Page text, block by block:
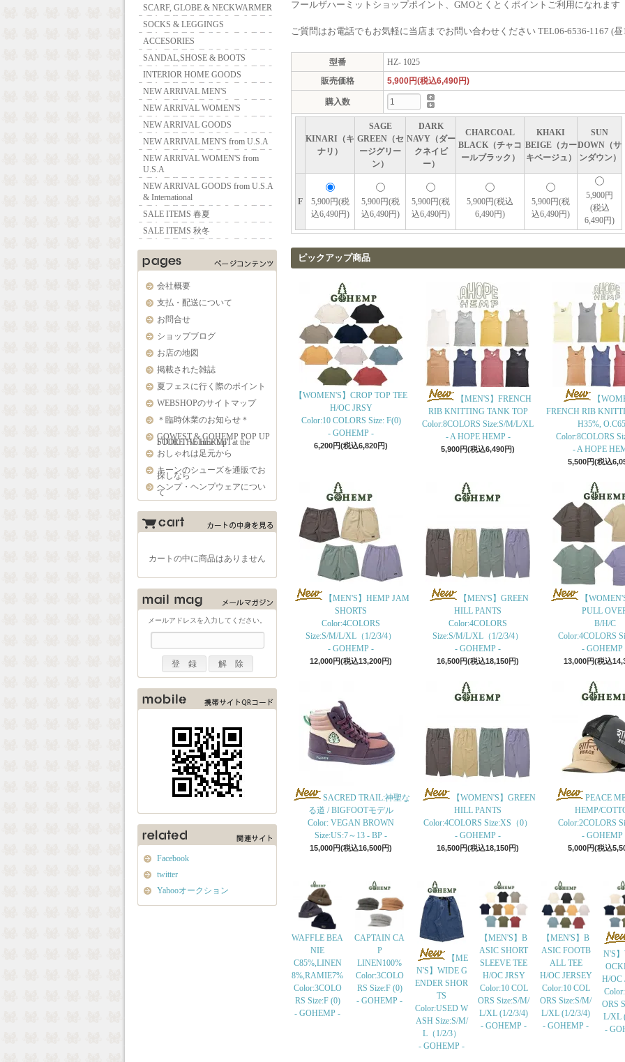
SCARF, GLOBE & NECKWARMER
SOCKS & LEGGINGS
ACCESORIES
SANDAL,SHOSE & BOOTS
INTERIOR HOME GOODS
NEW ARRIVAL MEN'S
NEW ARRIVAL WOMEN'S
NEW ARRIVAL GOODS
NEW ARRIVAL MEN'S from U.S.A
NEW ARRIVAL WOMEN'S from
U.S.A
NEW ARRIVAL GOODS from U.S.A
& International
SALE ITEMS 春夏
SALE ITEMS 秋冬
会社概要
支払・配送について
お問合せ
ショップブログ
お店の地図
掲載された雑誌
夏フェスに行く際のポイント
WEBSHOPのサイトマップ
＊臨時休業のお知らせ＊
GOWEST & GOHEMP POP UP
STORE "Volume Up" at the FOOL THE HERMIT
おしゃれは足元から
キーンのシューズを通販でお
探しなら
ヘンプ・ヘンプウェアについ
て
カートの中に商品はありません
メールアドレスを入力してください。
Facebook
twitter
Yahooオークション
フールザハーミットショップポイント、GMOとくとくポイントご利用になれます
ご質問はお電話でもお気軽に当店までお問い合わせください TEL06-6536-1167 (
型番
HZ- 1025
販売価格
5,900円(税込6,490円)
購入数
KINARI（キ
ナリ）
SAGE
GREEN（セ
ージグリー
ン）
DARK
NAVY（ダー
クネイビ
ー）
CHARCOAL
BLACK（チャコ
ールブラック）
KHAKI
BEIGE（カー
キベージュ）
SUN
DOWN（サ
ンダウン）
F
5,900円(税
込6,490円)
5,900円(税
込6,490円)
5,900円(税
込6,490円)
5,900円(税込
6,490円)
5,900円(税
込6,490円)
5,900円
(税込
6,490円)
ピックアップ商品
【WOMEN'S】CROP TOP TEE
H/OC JRSY
Color:10 COLORS Size: F(0)
- GOHEMP -
6,200円(税込6,820円)
【MEN'S】FRENCH
RIB KNITTING TANK TOP
Color:8COLORS Size:S/M/L/XL
- A HOPE HEMP -
5,900円(税込6,490円)
【
FRENCH RIB
H35%,
Color:8COLORS
- A HOPE
5,500円(税込
【MEN'S】HEMP JAM
SHORTS
Color:4COLORS
Size:S/M/L/XL（1/2/3/4）
- GOHEMP -
12,000円(税込13,200円)
【MEN'S】GREEN
HILL PANTS
Color:4COLORS
Size:S/M/L/XL（1/2/3/4）
- GOHEMP -
16,500円(税込18,150円)
【
PULL
B/H/C
Color:4COLORS
- GOHEMP
13,000円(税込
SACRED TRAIL:神聖な
る道 / BIGFOOTモデル
Color: VEGAN BROWN
Size:US:7～13 - BP -
15,000円(税込16,500円)
【WOMEN'S】GREEN
HILL PANTS
Color:4COLORS Size:XS（0）
- GOHEMP -
16,500円(税込18,150円)
PEACE
HEMP/
Color:2COLORS
- GOHEMP
5,000円(税込
WAFFLE BEA
NIE
C85%,LINEN
8%,RAMIE7%
Color:3COLO
RS Size:F (0)
- GOHEMP -
CAPTAIN CA
P
LINEN100%
Color:3COLO
RS Size:F (0)
- GOHEMP -
【ME
N'S】WIDE G
ENDER SHOR
TS
Color:USED W
ASH Size:S/M/
L（1/2/3）
- GOHEMP -
【MEN'S】B
ASIC SHORT
SLEEVE TEE
H/OC JRSY
Color:10 COL
ORS Size:S/M/
L/XL (1/2/3/4)
- GOHEMP -
【MEN'S】B
ASIC FOOTB
ALL TEE
H/OC JERSEY
Color:10 COL
ORS Size:S/M/
L/XL (1/2/3/4)
- GOHEMP -
N'S
H/OC
ORS
L/XL
-